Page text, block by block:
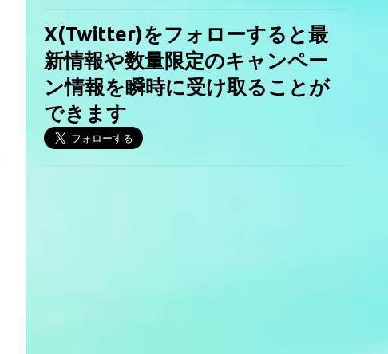
X(Twitter)をフォローすると最
新情報や数量限定のキャンペー
ン情報を瞬時に受け取ることが
できます